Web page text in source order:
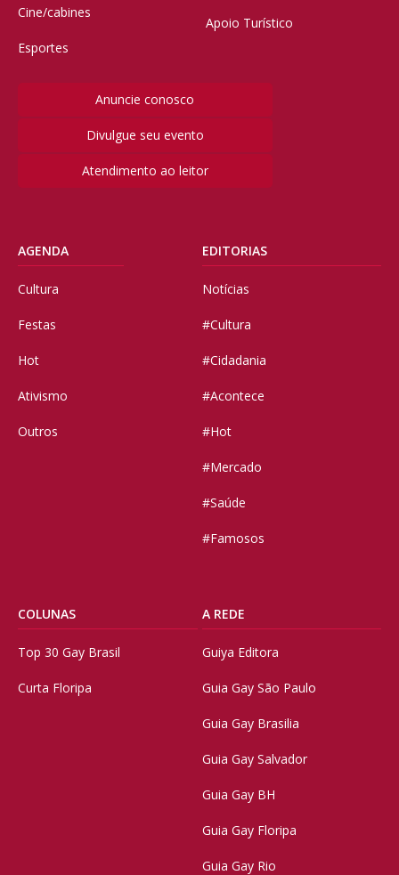
Cine/cabines
Esportes
Apoio Turístico
Anuncie conosco
Divulgue seu evento
Atendimento ao leitor
AGENDA
Cultura
Festas
Hot
Ativismo
Outros
EDITORIAS
Notícias
#Cultura
#Cidadania
#Acontece
#Hot
#Mercado
#Saúde
#Famosos
COLUNAS
Top 30 Gay Brasil
Curta Floripa
A REDE
Guiya Editora
Guia Gay São Paulo
Guia Gay Brasilia
Guia Gay Salvador
Guia Gay BH
Guia Gay Floripa
Guia Gay Rio